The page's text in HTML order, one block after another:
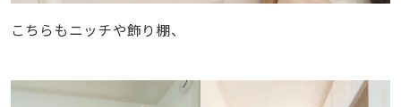
こちらもニッチや飾り棚、